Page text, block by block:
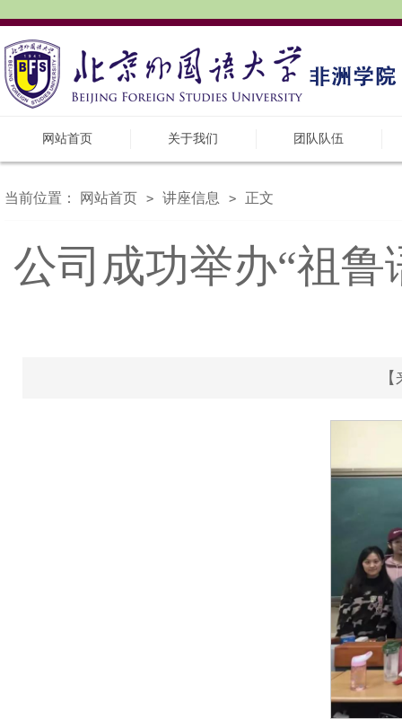
网站首页 关于我们 团队队伍
当前位置： 网站首页 > 讲座信息 > 正文
公司成功举办“祖